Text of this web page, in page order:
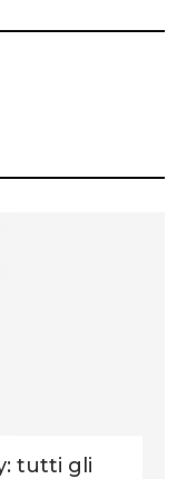
tutti gli